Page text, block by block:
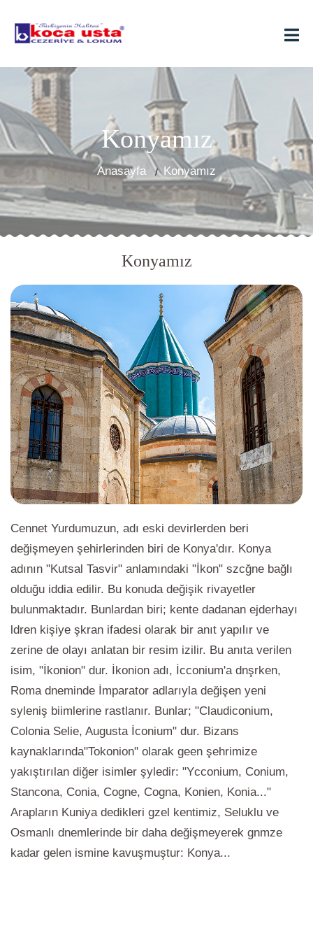
Konyamız
Anasayfa Konyamız
Konyamız
Cennet Yurdumuzun, adı eski devirlerden beri
değişmeyen şehirlerinden biri de Konya'dır. Konya
adının "Kutsal Tasvir" anlamındaki "İkon" szcğne bağlı
olduğu iddia edilir. Bu konuda değişik rivayetler
bulunmaktadır. Bunlardan biri; kente dadanan ejderhayı
ldren kişiye şkran ifadesi olarak bir anıt yapılır ve
zerine de olayı anlatan bir resim izilir. Bu anıta verilen
isim, "İkonion" dur. İkonion adı, İcconium'a dnşrken,
Roma dneminde İmparator adlarıyla değişen yeni
syleniş biimlerine rastlanır. Bunlar; "Claudiconium,
Colonia Selie, Augusta İconium" dur. Bizans
kaynaklarında"Tokonion" olarak geen şehrimize
yakıştırılan diğer isimler şyledir: "Ycconium, Conium,
Stancona, Conia, Cogne, Cogna, Konien, Konia..."
Arapların Kuniya dedikleri gzel kentimiz, Seluklu ve
Osmanlı dnemlerinde bir daha değişmeyerek gnmze
kadar gelen ismine kavuşmuştur: Konya...